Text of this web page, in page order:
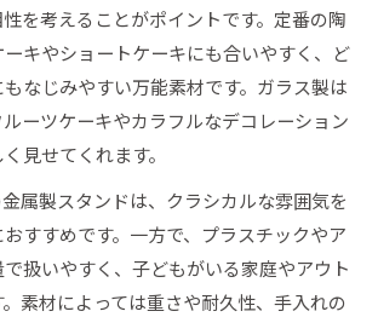
を考えることがポイントです。定番の陶
キやショートケーキにも合いやすく、ど
なじみやすい万能素材です。ガラス製は
ーツケーキやカラフルなデコレーション
見せてくれます。
属製スタンドは、クラシカルな雰囲気を
すすめです。一方で、プラスチックやア
扱いやすく、子どもがいる家庭やアウト
素材によっては重さや耐久性、手入れの